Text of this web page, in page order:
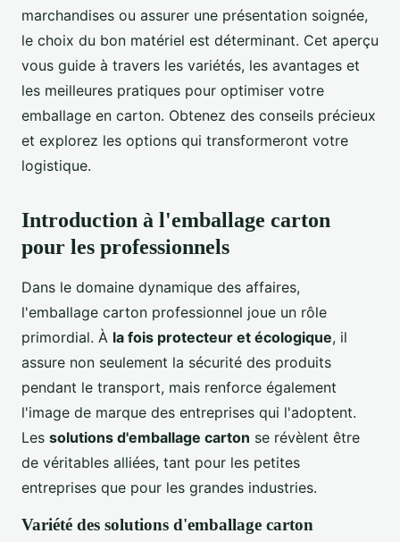
marchandises ou assurer une présentation soignée,
le choix du bon matériel est déterminant. Cet aperçu
vous guide à travers les variétés, les avantages et
les meilleures pratiques pour optimiser votre
emballage en carton. Obtenez des conseils précieux
et explorez les options qui transformeront votre
logistique.
Introduction à l'emballage carton
pour les professionnels
Dans le domaine dynamique des affaires,
l'emballage carton professionnel joue un rôle
primordial. À la fois protecteur et écologique, il
assure non seulement la sécurité des produits
pendant le transport, mais renforce également
l'image de marque des entreprises qui l'adoptent.
Les solutions d'emballage carton se révèlent être
de véritables alliées, tant pour les petites
entreprises que pour les grandes industries.
Variété des solutions d'emballage carton